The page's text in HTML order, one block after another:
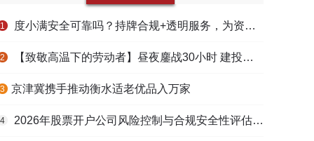
1 度小满安全可靠吗？持牌合规+透明服务，为资金周转筑牢多重保障
2 【致敬高温下的劳动者】昼夜鏖战30小时 建投衡水水务紧急抢修保民生用水
3 ​京津冀携手推动衡水适老优品入万家
4 2026年股票开户公司风险控制与合规安全性评估：投资者保护机制哪家靠谱？